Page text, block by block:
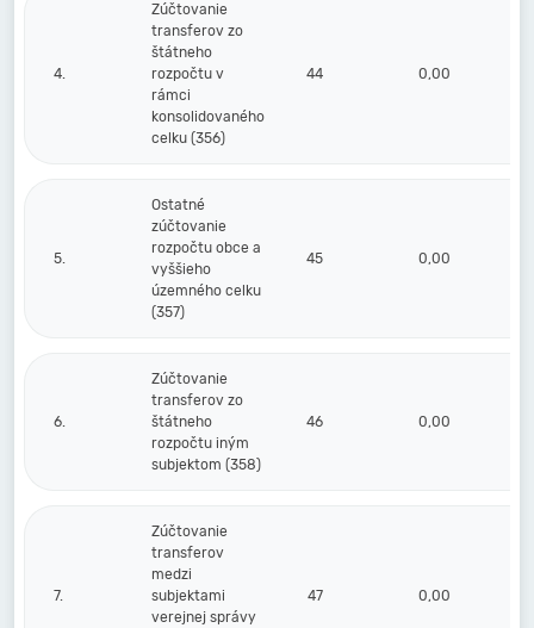
4.
Zúčtovanie
transferov zo
štátneho
rozpočtu v
rámci
konsolidovaného
celku (356)
44 0,00
5.
Ostatné
zúčtovanie
rozpočtu obce a
vyššieho
územného celku
(357)
45 0,00
6.
Zúčtovanie
transferov zo
štátneho
rozpočtu iným
subjektom (358)
46 0,00
7.
Zúčtovanie
transferov
medzi
subjektami
verejnej správy
47 0,00